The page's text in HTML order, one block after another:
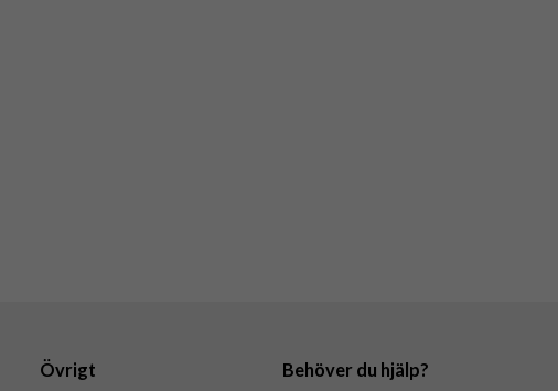
Övrigt Behöver du hjälp?